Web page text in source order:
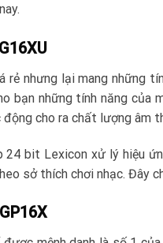
rẻ nhưng lại mang những
bạn những tính năng của
cho ra chất lượng âm
24 bit Lexicon xử lý hiệu
sở thích chơi nhạc. Đây